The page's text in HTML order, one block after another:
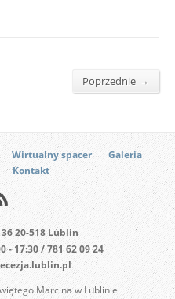
Poprzednie →
Wirtualny spacer
Galeria
Kontakt
20-518 Lublin
- 17:30 / 781 62 09 24
Marcina w Lublinie